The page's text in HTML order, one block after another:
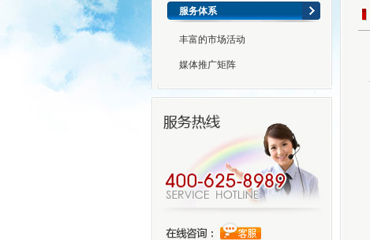
服务体系
丰富的市场活动
媒体推广矩阵